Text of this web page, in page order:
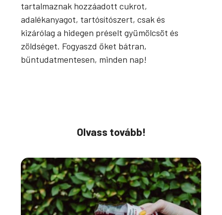
tartalmaznak hozzáadott cukrot,
adalékanyagot, tartósítószert, csak és
kizárólag a hidegen préselt gyümölcsöt és
zöldséget. Fogyaszd őket bátran,
bűntudatmentesen, minden nap!
Olvass tovább!